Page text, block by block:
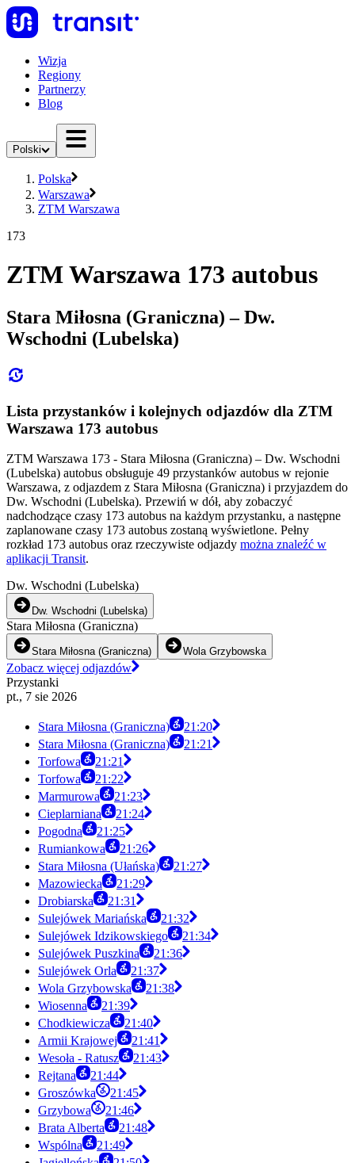
Wizja
Regiony
Partnerzy
Blog
Polski
Polska
Warszawa
ZTM Warszawa
173
ZTM Warszawa 173 autobus
Stara Miłosna (Graniczna) – Dw.
Wschodni (Lubelska)
Lista przystanków i kolejnych odjazdów dla ZTM
Warszawa 173 autobus
ZTM Warszawa 173 - Stara Miłosna (Graniczna) – Dw. Wschodni
(Lubelska) autobus obsługuje 49 przystanków autobus w rejonie
Warszawa, z odjazdem z Stara Miłosna (Graniczna) i przyjazdem do
Dw. Wschodni (Lubelska). Przewiń w dół, aby zobaczyć
nadchodzące czasy 173 autobus na każdym przystanku, a następne
zaplanowane czasy 173 autobus zostaną wyświetlone. Pełny
rozkład 173 autobus oraz rzeczywiste odjazdy można znaleźć w
aplikacji Transit.
Dw. Wschodni (Lubelska)
Dw. Wschodni (Lubelska)
Stara Miłosna (Graniczna)
Stara Miłosna (Graniczna) Wola Grzybowska
Zobacz więcej odjazdów
Przystanki
pt., 7 sie 2026
Stara Miłosna (Graniczna)
21:20
Stara Miłosna (Graniczna)
21:21
Torfowa
21:21
Torfowa
21:22
Marmurowa
21:23
Cieplarniana
21:24
Pogodna
21:25
Rumiankowa
21:26
Stara Miłosna (Ułańska)
21:27
Mazowiecka
21:29
Drobiarska
21:31
Sulejówek Mariańska
21:32
Sulejówek Idzikowskiego
21:34
Sulejówek Puszkina
21:36
Sulejówek Orla
21:37
Wola Grzybowska
21:38
Wiosenna
21:39
Chodkiewicza
21:40
Armii Krajowej
21:41
Wesoła - Ratusz
21:43
Rejtana
21:44
Groszówka
21:45
Grzybowa
21:46
Brata Alberta
21:48
Wspólna
21:49